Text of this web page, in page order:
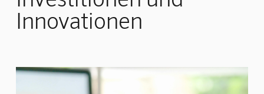
Innovationen